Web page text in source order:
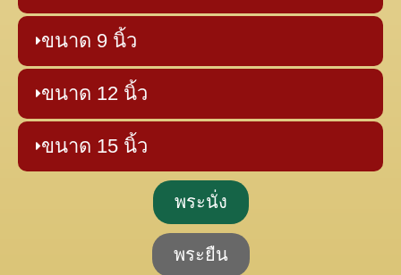
ขนาด 9 นิ้ว
ขนาด 12 นิ้ว
ขนาด 15 นิ้ว
พระนั่ง
พระยืน